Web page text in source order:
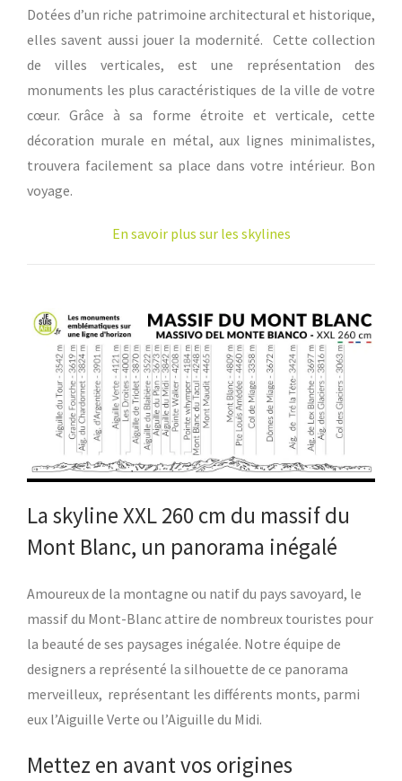
Dotées d’un riche patrimoine architectural et historique,
elles savent aussi jouer la modernité. Cette collection
de villes verticales, est une représentation des
monuments les plus caractéristiques de la ville de votre
cœur. Grâce à sa forme étroite et verticale, cette
décoration murale en métal, aux lignes minimalistes,
trouvera facilement sa place dans votre intérieur. Bon
voyage.
En savoir plus sur les skylines
La skyline XXL 260 cm du massif du
Mont Blanc, un panorama inégalé
Amoureux de la montagne ou natif du pays savoyard, le
massif du Mont-Blanc attire de nombreux touristes pour
la beauté de ses paysages inégalée. Notre équipe de
designers a représenté la silhouette de ce panorama
merveilleux, représentant les différents monts, parmi
eux l’Aiguille Verte ou l’Aiguille du Midi.
Mettez en avant vos origines